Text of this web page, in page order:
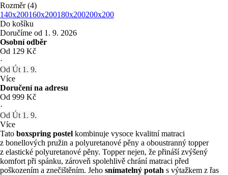
Rozměr (4)
140x200160x200180x200200x200
Do košíku
Doručíme od 1. 9. 2026
Osobní odběr
Od 129 Kč
·
Od Út 1. 9.
Více
Doručení na adresu
Od 999 Kč
·
Od Út 1. 9.
Více
Tato boxspring postel kombinuje vysoce kvalitní matraci
z bonellových pružin a polyuretanové pěny a oboustranný topper
z elastické polyuretanové pěny. Topper nejen, že přináší zvýšený
komfort při spánku, zároveň spolehlivě chrání matraci před
poškozením a znečištěním. Jeho snímatelný potah s výtažkem z řas